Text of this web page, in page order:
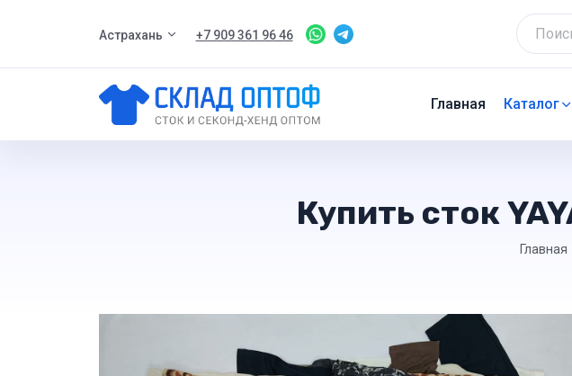
Астрахань +7 909 361 96 46
Главная Каталог
Купить сток
Главная